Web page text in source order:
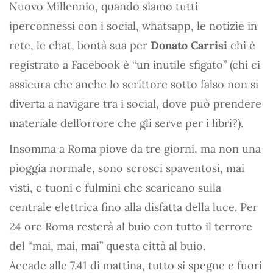
Nuovo Millennio, quando siamo tutti
iperconnessi con i social, whatsapp, le notizie in
rete, le chat, bontà sua per Donato Carrisi chi è
registrato a Facebook è “un inutile sfigato” (chi ci
assicura che anche lo scrittore sotto falso non si
diverta a navigare tra i social, dove può prendere
materiale dell’orrore che gli serve per i libri?).
Insomma a Roma piove da tre giorni, ma non una
pioggia normale, sono scrosci spaventosi, mai
visti, e tuoni e fulmini che scaricano sulla
centrale elettrica fino alla disfatta della luce. Per
24 ore Roma resterà al buio con tutto il terrore
del “mai, mai, mai” questa città al buio.
Accade alle 7.41 di mattina, tutto si spegne e fuori